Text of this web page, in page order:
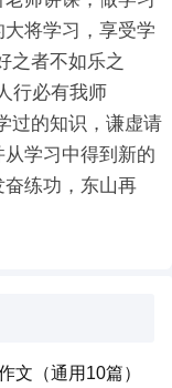
将学习，享受学
之者不如乐之
行必有我师
过的知识，谦虚请
学习中得到新的
练功，东山再
文（通用10篇）